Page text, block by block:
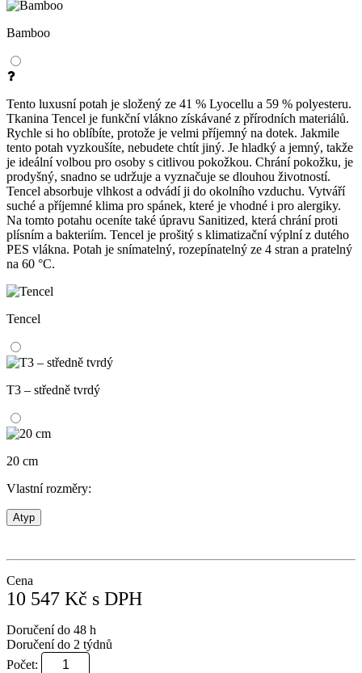
Bamboo
Tento luxusní potah je složený ze 41 % Lyocellu a 59 % polyesteru.
Tkanina Tencel je funkční vlákno získávané z přírodních materiálů.
Rychle si ho oblíbíte, protože je velmi příjemný na dotek. Jakmile
tento potah vyzkoušíte, nebudete chtít jiný. Je hladký a jemný, takže
je ideální volbou pro osoby s citlivou pokožkou. Chrání pokožku, je
prodyšný, snadno se udržuje a vyznačuje se dlouhou životností.
Tencel absorbuje vlhkost a odvádí ji do okolního vzduchu. Vytváří
suché a příjemné klima pro spánek, které je vhodné i pro alergiky.
Na tomto potahu oceníte také úpravu Sanitized, která chrání proti
plísním a bakteriím. Tencel je prošitý s klimatizační výplní z dutého
PES vlákna. Potah je snímatelný, rozepínatelný ze 4 stran a pratelný
na 60 °C.
Tencel
T3 – středně tvrdý
20 cm
Vlastní rozměry:
Atyp
Cena
10 547 Kč s DPH
Doručení do 48 h
Doručení do 2 týdnů
Počet: